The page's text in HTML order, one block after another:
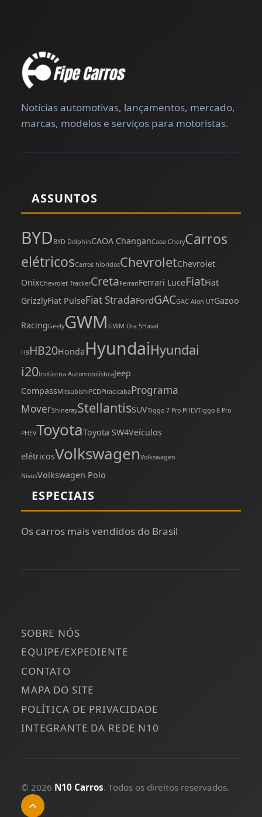
Notícias automotivas, lançamentos, mercado,
marcas, modelos e serviços para motoristas.
ASSUNTOS
BYD BYD DolphinCAOA ChanganCaoa CheryCarros
elétricosCarros híbridosChevroletChevrolet
OnixChevrolet TrackerCretaFerrariFerrari LuceFiatFiat
GrizzlyFiat PulseFiat StradaFordGACGAC Aion UTGazoo
RacingGeelyGWM GWM Ora 5Haval
H9HB20HondaHyundaiHyundai
i20Indústria AutomobilísticaJeep
CompassMitsubishiPCDPiracicabaPrograma
MoverShinerayStellantisSUVTiggo 7 Pro PHEVTiggo 8 Pro
PHEVToyotaToyota SW4Veículos
elétricosVolkswagenVolkswagen
NivusVolkswagen Polo
ESPECIAIS
Os carros mais vendidos do Brasil
SOBRE NÓS
EQUIPE/EXPEDIENTE
CONTATO
MAPA DO SITE
POLÍTICA DE PRIVACIDADE
INTEGRANTE DA REDE N10
© 2026 N10 Carros. Todos os direitos reservados.